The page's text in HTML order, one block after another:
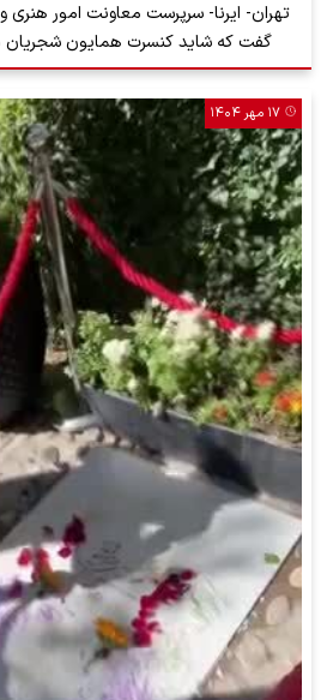
تهران- ایرنا- سرپرست معاونت امور هنری
گفت که شاید کنسرت همایون
۱۷ مهر ۱۴۰۴